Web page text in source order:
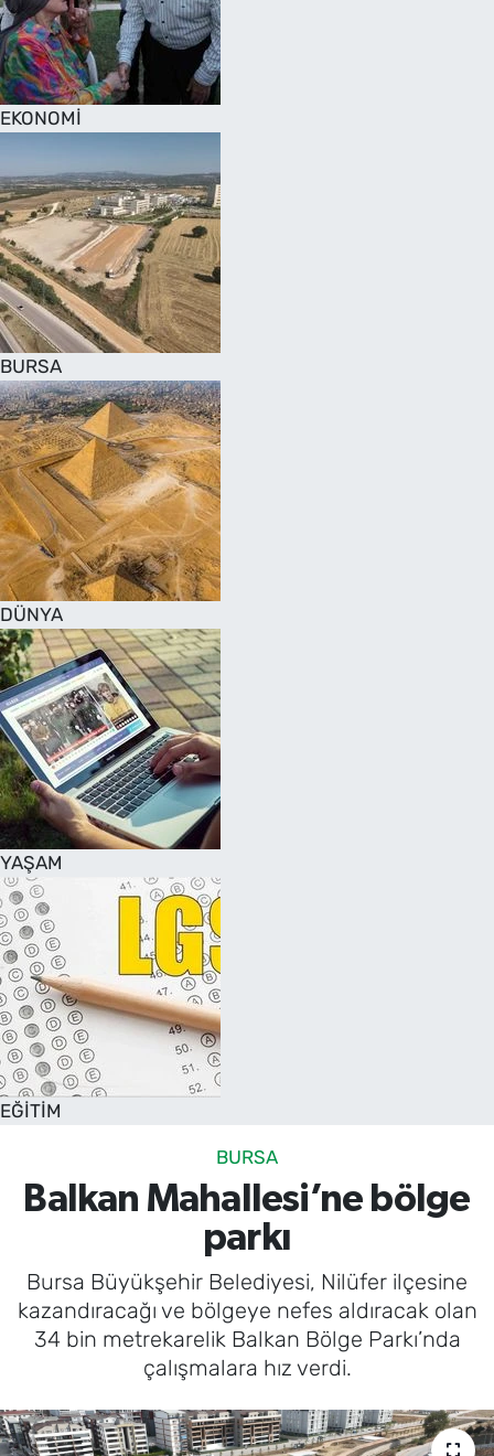
EKONOMİ
BURSA
DÜNYA
YAŞAM
EĞİTİM
BURSA
Balkan Mahallesi’ne bölge
parkı
Bursa Büyükşehir Belediyesi, Nilüfer ilçesine
kazandıracağı ve bölgeye nefes aldıracak olan
34 bin metrekarelik Balkan Bölge Parkı’nda
çalışmalara hız verdi.
SAĞLIK
TV REHBERİ